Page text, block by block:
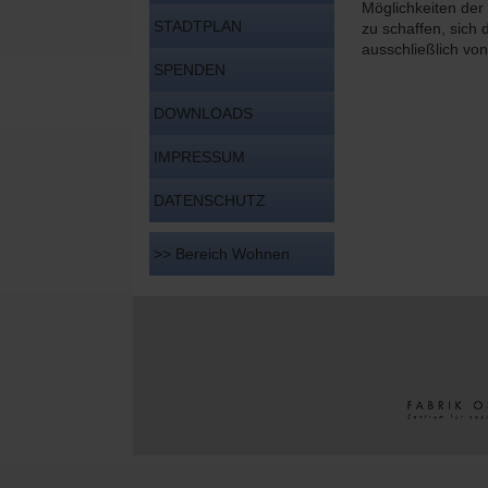
STADTPLAN
SPENDEN
DOWNLOADS
IMPRESSUM
DATENSCHUTZ
>> Bereich Wohnen
Möglichkeiten
zu schaffen, sich
ausschließlich